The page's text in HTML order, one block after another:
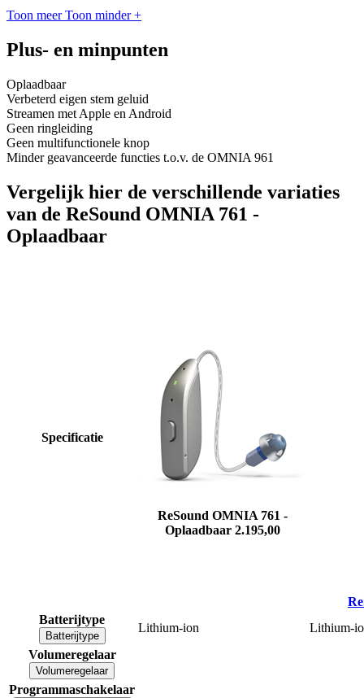
Toon meer Toon minder +
Plus- en minpunten
Oplaadbaar
Verbeterd eigen stem geluid
Streamen met Apple en Android
Geen ringleiding
Geen multifunctionele knop
Minder geavanceerde functies t.o.v. de OMNIA 961
Vergelijk hier de verschillende variaties
van de ReSound OMNIA 761 -
Oplaadbaar
Specificatie
ReSound OMNIA 761 -
Oplaadbaar 2.195,00
Batterijtype
Batterijtype
Lithium-ion
Lithium-
Volumeregelaar
Volumeregelaar
Programmaschakelaar